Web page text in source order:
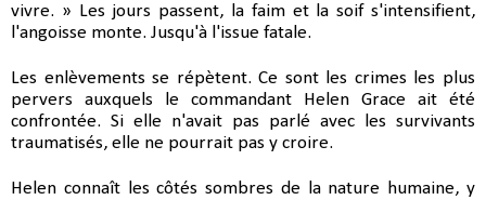
vivre. » Les jours passent, la faim et la soif s'intensifient,
l'angoisse monte. Jusqu'à l'issue fatale.
Les enlèvements se répètent. Ce sont les crimes les plus
pervers auxquels le commandant Helen Grace ait été
confrontée. Si elle n'avait pas parlé avec les survivants
traumatisés, elle ne pourrait pas y croire.
Helen connaît les côtés sombres de la nature humaine, y